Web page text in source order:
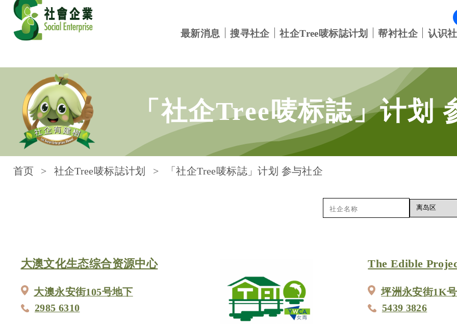
最新消息 搜寻社企 社企Tree唛标誌计划 帮衬社企 认识
「社企Tree唛标誌」计划
首页 社企Tree唛标誌计划 「社企Tree唛标誌」计划 参与社企
大澳文化生态综合资源中心
大澳永安街105号地下
2985 6310
The Edible
坪洲永安街1K号
5439 3826